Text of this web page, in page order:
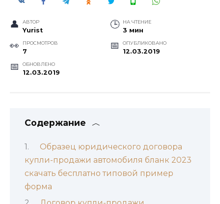
АВТОР
Yurist
НА ЧТЕНИЕ
3 мин
ПРОСМОТРОВ
7
ОПУБЛИКОВАНО
12.03.2019
ОБНОВЛЕНО
12.03.2019
Содержание
Образец юридического договора
купли-продажи автомобиля бланк 2023
скачать бесплатно типовой пример
форма